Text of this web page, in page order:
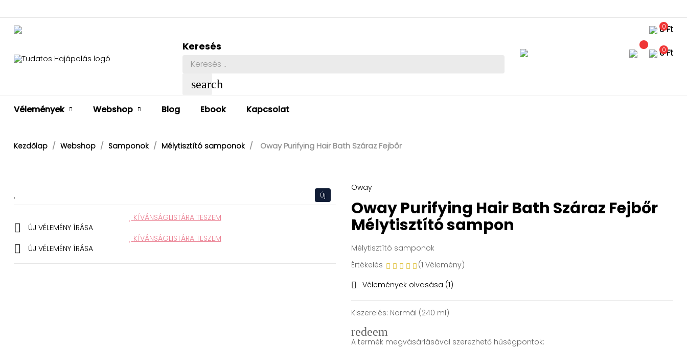
0
0 Ft
Keresés
search
0
0 Ft
Vélemények Webshop Blog Ebook Kapcsolat
Kezdőlap Webshop Samponok Mélytisztító samponok Oway Purifying Hair Bath Száraz Fejbőr
Új
KÍVÁNSÁGLISTÁRA TESZEM

ÚJ VÉLEMÉNY ÍRÁSA
KÍVÁNSÁGLISTÁRA TESZEM
 ÚJ VÉLEMÉNY ÍRÁSA
Oway
Oway Purifying Hair Bath Száraz Fejbőr
Mélytisztító sampon
Mélytisztító samponok
Értékelés
(1 Vélemény)
 Vélemények olvasása (1)
Kiszerelés: Normál (240 ml)
redeem
A termék megvásárlásával szerezhető hűségpontok: